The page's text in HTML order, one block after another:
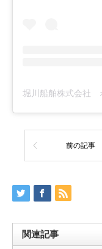
前の記事
関連記事